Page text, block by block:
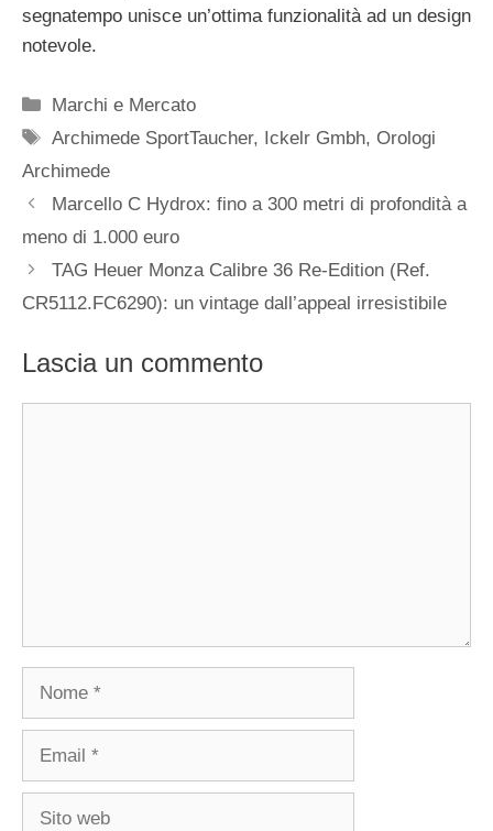
segnatempo unisce un’ottima funzionalità ad un design
notevole.
Categorie
Marchi e Mercato
Tag
Archimede SportTaucher, Ickelr Gmbh,Orologi
Archimede
Navigazione
articolo
Marcello C Hydrox: fino a 300 metri di profondità a
meno di 1.000 euro
TAG Heuer Monza Calibre 36 Re-Edition (Ref.
CR5112.FC6290): un vintage dall’appeal irresistibile
Lascia un commento
Nome
Email
Sito